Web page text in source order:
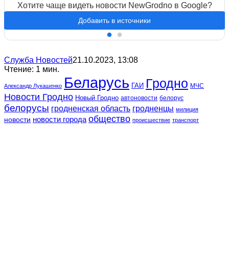
Хотите чаще видеть новости NewGrodno в Google?
Добавить в источники
Служба Новостей21.10.2023, 13:08
Чтение: 1 мин.
Александр Лукашенко Беларусь ГАИ Гродно МЧС
Новости Гродно Новый Гродно автоновости белорус
белорусы гродненская область гродненцы милиция
новости новости города общество происшествие транспорт